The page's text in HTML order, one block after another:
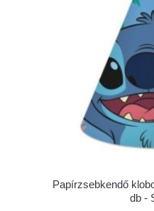
Papírzsebkendő
db -